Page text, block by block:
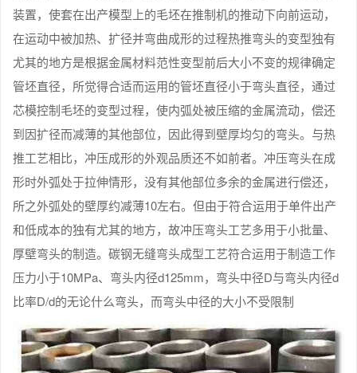
装置，使套在出产模型上的毛坯在推制机的推动下向前运动，
在运动中被加热、扩径并弯曲成形的过程热推弯头的变型独有
尤其的地方是根据金属材料范性变型前后大小不变的规律确定
管坯直径，所觉得合适而运用的管坯直径小于弯头直径，通过
芯模控制毛坯的变型过程，使内弧处被压缩的金属流动，偿还
到因扩径而减薄的其他部位，因此得到壁厚均匀的弯头。与热
推工艺相比，冲压成形的外观品质还不如前者。冲压弯头在成
形时外弧处于拉伸情形，没有其他部位多余的金属进行偿还，
所之外弧处的壁厚约减薄10左右。但由于符合运用于单件出产
和低成本的独有尤其的地方，故冲压弯头工艺多用于小批量、
厚壁弯头的制造。碳钢无缝弯头成型工艺符合运用于制造工作
压力小于10MPa、弯头内径d125mm，弯头中径D与弯头内径d
比率D/d的无论什么弯头，而弯头中径的大小不受限制